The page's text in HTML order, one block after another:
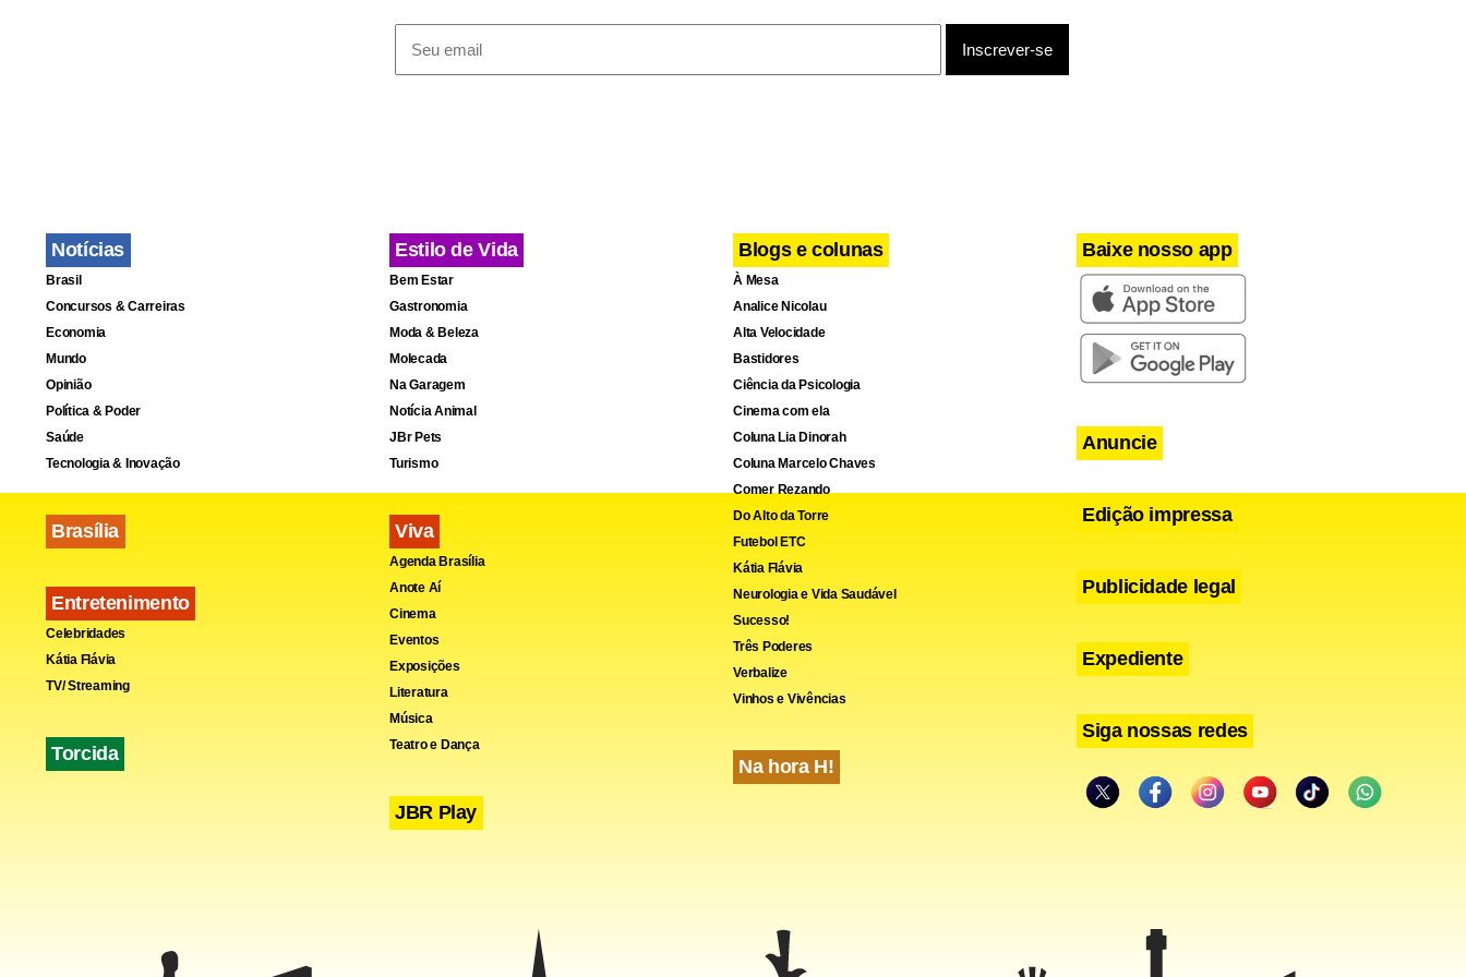
para eliminarmos alguma dúvida que ainda exista em relação aos sete ginastas”, disse
Renato Araújo, que comanda o time masculino junto com Marcos Goto.
Notícias
Brasil
Concursos & Carreiras
Economia
Mundo
Opinião
Política & Poder
Saúde
Tecnologia & Inovação
Brasília
Entretenimento
Celebridades
Kátia Flávia
TV/ Streaming
Torcida
Estilo de Vida
Bem Estar
Gastronomia
Moda & Beleza
Molecada
Na Garagem
Notícia Animal
JBr Pets
Turismo
Viva
Agenda Brasília
Anote Aí
Cinema
Eventos
Exposições
Literatura
Música
Teatro e Dança
JBR Play
Blogs e colunas
À Mesa
Analice Nicolau
Alta Velocidade
Bastidores
Ciência da Psicologia
Cinema com ela
Coluna Lia Dinorah
Coluna Marcelo Chaves
Comer Rezando
Do Alto da Torre
Futebol ETC
Kátia Flávia
Neurologia e Vida Saudável
Sucesso!
Três Poderes
Verbalize
Vinhos e Vivências
Na hora H!
Baixe nosso app
Anuncie
Edição impressa
Publicidade legal
Expediente
Siga nossas redes